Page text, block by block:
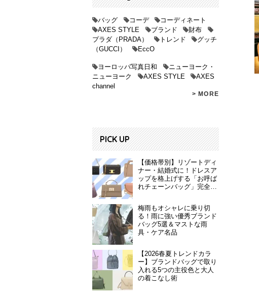
バッグ コーデ
コーディネート
AXES STYLE
ブランド
財布
プラダ（PRADA）
トレンド
グッチ
（GUCCI）
EccO
ヨーロッパ写真日和
ニューヨーク・
ニューヨーク
AXES STYLE
AXES
channel
> MORE
PICK UP
【価格帯別】リゾートディ
ナー・結婚式に！ドレスア
ップを格上げする「お呼ば
れチェーンバッグ」完全ガ
梅雨もオシャレに乗り切
る！雨に強い優秀ブランド
バッグ5選＆マストな雨
具・ケア名品
【2026春夏トレンドカラ
ー】ブランドバッグで取り
入れる5つの主役色と大人
の着こなし術